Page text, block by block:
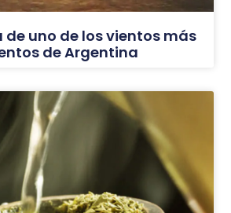
uno de los vientos más
de Argentina